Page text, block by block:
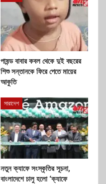
পাষন্ড বাবার কবল থেকে দুই বছরের
শিশু সন্তানকে ফিরে পেতে মায়ের
আকুতি
সারাদেশ
নতুন ক্যাফে সংস্কৃতির সূচনা,
বাংলাদেশে চালু হলো ‘ক্যাফে